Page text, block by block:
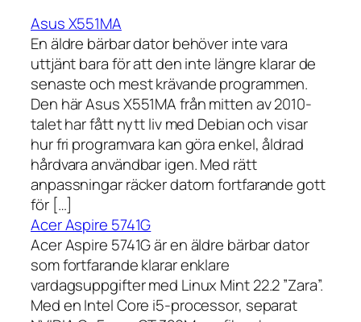
Asus X551MA
En äldre bärbar dator behöver inte vara
uttjänt bara för att den inte längre klarar de
senaste och mest krävande programmen.
Den här Asus X551MA från mitten av 2010-
talet har fått nytt liv med Debian och visar
hur fri programvara kan göra enkel, åldrad
hårdvara användbar igen. Med rätt
anpassningar räcker datorn fortfarande gott
för […]
Acer Aspire 5741G
Acer Aspire 5741G är en äldre bärbar dator
som fortfarande klarar enklare
vardagsuppgifter med Linux Mint 22.2 ”Zara”.
Med en Intel Core i5-processor, separat